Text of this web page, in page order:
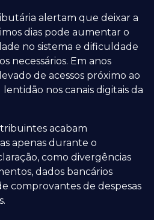
alertam que deixar a
dias pode aumentar o
no sistema e dificuldade
necessários. Em anos
de acessos próximo ao
nos canais digitais da
acabam
apenas durante o
como divergências
dados bancários
comprovantes de despesas